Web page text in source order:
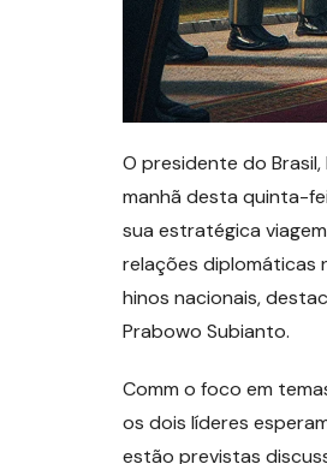
O presidente do
manhã desta quinta-
sua estratégica
relações diplomáticas
hinos nacionais,
Prabowo Subianto.
Comm o foco em
os dois líderes
estão previstas